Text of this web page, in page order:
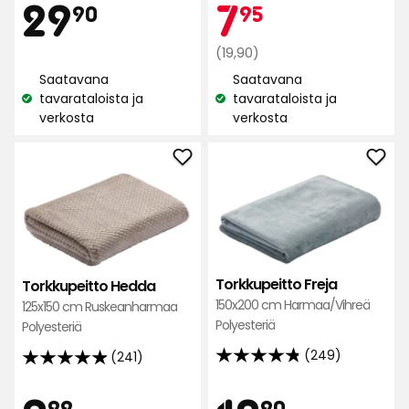
5:stä,
262
perusteella
Hinta
2990
€
Katso
saatavuus:
Saatavana
tavarataloista ja
verkosta
5:stä,
1095
arvostelun
perusteella
795
€
Normaali
hinta
19,90
€
(19,90)
Katso
saatavuus:
Saatavana
tavarataloista ja
verkosta
Torkkupeitto Hedda
125x150 cm Ruskeanharmaa
Polyesteriä
(241)
4.9
Lisää
Torkkupeitto
Hedda
suosikkeihin
Torkkupeitto Freja
150x200 cm Harmaa/Vihreä
Polyesteriä
(249)
4.8